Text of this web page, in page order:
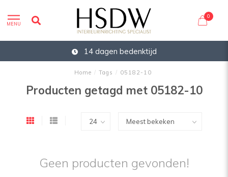
MENU
0
14 dagen bedenktijd
Home / Tags / 05182-10
Producten getagd met 05182-10
Geen producten gevonden!